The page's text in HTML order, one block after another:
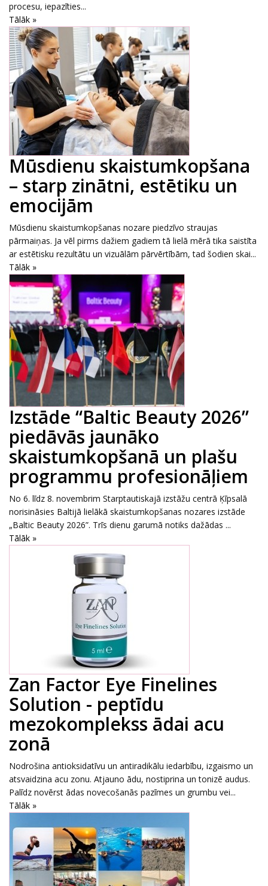
procesu, iepazīties...
Tālāk »
Mūsdienu skaistumkopšana
– starp zinātni, estētiku un
emocijām
Mūsdienu skaistumkopšanas nozare piedzīvo straujas
pārmaiņas. Ja vēl pirms dažiem gadiem tā lielā mērā tika saistīta
ar estētisku rezultātu un vizuālām pārvērtībām, tad šodien skai...
Tālāk »
Izstāde “Baltic Beauty 2026”
piedāvās jaunāko
skaistumkopšanā un plašu
programmu profesionāļiem
No 6. līdz 8. novembrim Starptautiskajā izstāžu centrā Ķīpsalā
norisināsies Baltijā lielākā skaistumkopšanas nozares izstāde
„Baltic Beauty 2026”. Trīs dienu garumā notiks dažādas ...
Tālāk »
Zan Factor Eye Finelines
Solution - peptīdu
mezokomplekss ādai acu
zonā
Nodrošina antioksidatīvu un antiradikālu iedarbību, izgaismo un
atsvaidzina acu zonu. Atjauno ādu, nostiprina un tonizē audus.
Palīdz novērst ādas novecošanās pazīmes un grumbu vei...
Tālāk »